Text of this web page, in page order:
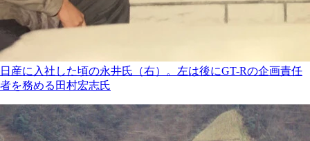
日産に入社した頃の永井氏（右）。左は後にGT-Rの企画責任
者を務める田村宏志氏